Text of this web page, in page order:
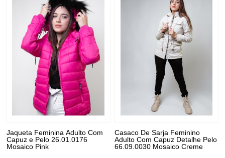
Jaqueta Feminina Adulto Com
Capuz e Pelo 26.01.0176
Mosaico Pink
Casaco De Sarja Feminino
Adulto Com Capuz Detalhe Pelo
66.09.0030 Mosaico Creme